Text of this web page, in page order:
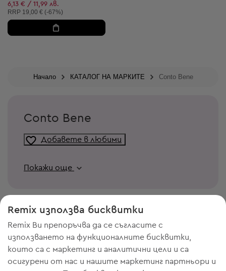
6,13 € / 11,99 лв.
Препоръчителна цена:
RRP 19,00 € (-67%)
Начало КАТАЛОГ НА МАРКИТЕ Conto Bene
Conto Bene
Добавете в любими
Покажи още
Remix използва бисквитки
Remix Ви препоръчва да се съгласите с
използването на функционалните бисквитки,
които са с маркетинг и аналитични цели и са
осигурени от нас и нашите маркетинг партньори и